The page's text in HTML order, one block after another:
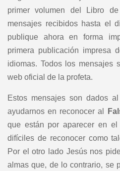
primer volumen del Libro
mensajes recibidos hasta el
publique ahora en forma
primera publicación impresa
idiomas. Todos los mensajes
web oficial de la profeta.
Estos mensajes son dados
ayudarnos en reconocer al
que están por aparecer en
difíciles de reconocer como
Por el otro lado Jesús nos
almas que, de lo contrario, se